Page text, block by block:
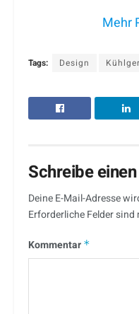
Mehr
Tags: Design
Schreibe
Deine E-Mail-Adresse
Erforderliche Felder sind
Kommentar *